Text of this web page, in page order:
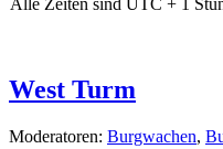
Alle Zeiten sind UTC + 1
West Turm
Moderatoren: Burgwachen,